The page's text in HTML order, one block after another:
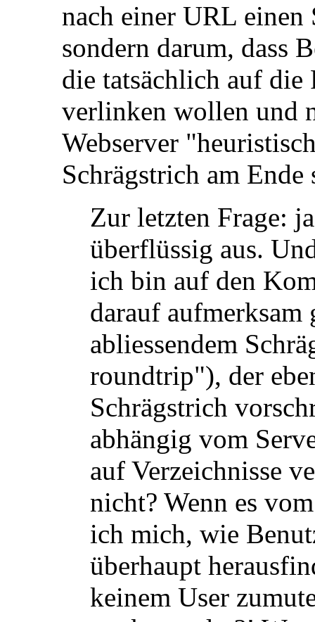
nach einer URL
sondern darum, dass
die tatsächlich auf die
verlinken wollen und
Webserver
Schrägstrich am
Zur letzten Frage:
überflüssig aus.
ich bin auf den
darauf
abliessendem
roundtrip"), der
Schrägstrich
abhängig vom
auf Verzeichnisse
nicht? Wenn es
ich mich, wie
überhaupt
keinem User